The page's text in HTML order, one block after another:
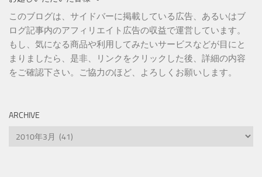
このブログは、サイドバーに掲載している広告、あるいはブ
ログ記事内のアフィリエイト広告の収益で運営しています。
もし、気になる商品や利用してみたいサービスなどが目にと
まりましたら、是非、リンクをクリックした後、詳細の内容
をご確認下さい。ご協力のほど、よろしくお願いします。
ARCHIVE
Archive